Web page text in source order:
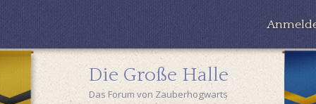
Die Große Halle
Das Forum von Zauberhogwarts